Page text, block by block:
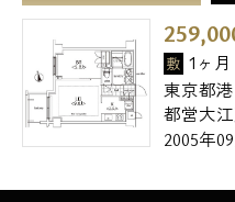
敷 1ヶ月
東京都
都営大
2005年